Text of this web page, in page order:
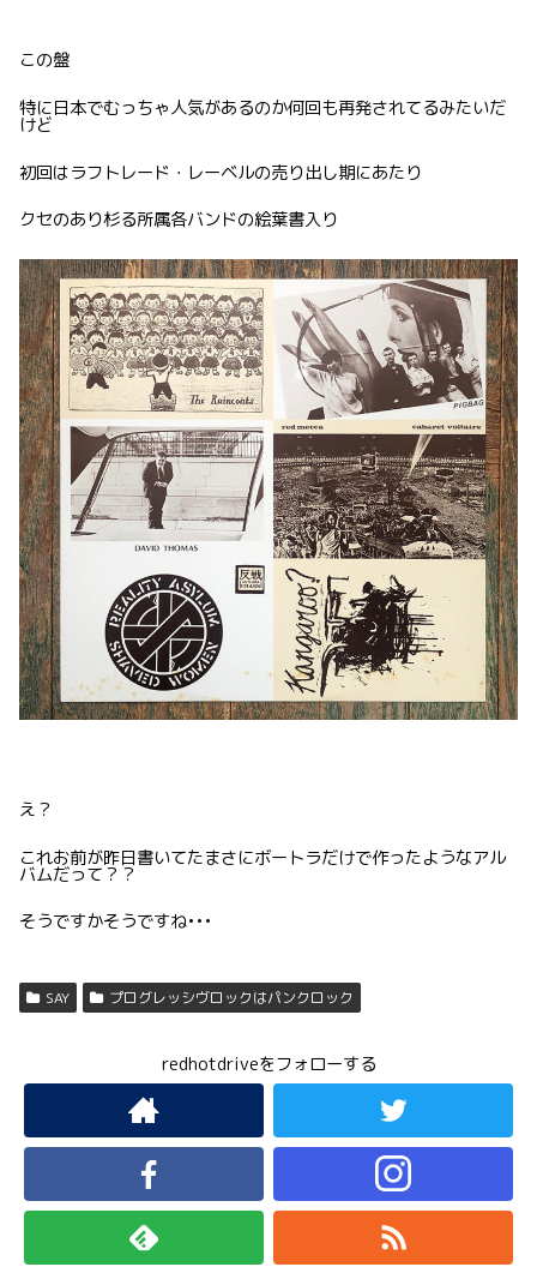
この盤
特に日本でむっちゃ人気があるのか何回も再発されてるみたいだ
けど
初回はラフトレード・レーベルの売り出し期にあたり
クセのあり杉る所属各バンドの絵葉書入り
え？
これお前が昨日書いてたまさにボートラだけで作ったようなアル
バムだって？？
そうですかそうですね•••
SAY プログレッシヴロックはパンクロック
redhotdriveをフォローする